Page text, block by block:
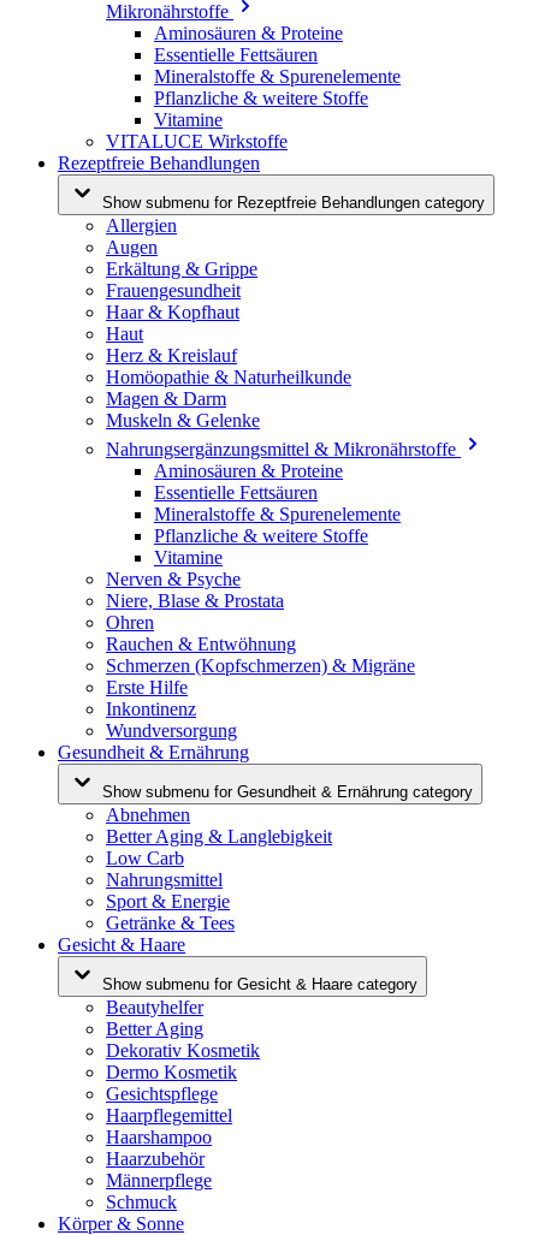
Mikronährstoffe
Aminosäuren & Proteine
Essentielle Fettsäuren
Mineralstoffe & Spurenelemente
Pflanzliche & weitere Stoffe
Vitamine
VITALUCE Wirkstoffe
Rezeptfreie Behandlungen
Show submenu for Rezeptfreie Behandlungen category
Allergien
Augen
Erkältung & Grippe
Frauengesundheit
Haar & Kopfhaut
Haut
Herz & Kreislauf
Homöopathie & Naturheilkunde
Magen & Darm
Muskeln & Gelenke
Nahrungsergänzungsmittel & Mikronährstoffe
Aminosäuren & Proteine
Essentielle Fettsäuren
Mineralstoffe & Spurenelemente
Pflanzliche & weitere Stoffe
Vitamine
Nerven & Psyche
Niere, Blase & Prostata
Ohren
Rauchen & Entwöhnung
Schmerzen (Kopfschmerzen) & Migräne
Erste Hilfe
Inkontinenz
Wundversorgung
Gesundheit & Ernährung
Show submenu for Gesundheit & Ernährung category
Abnehmen
Better Aging & Langlebigkeit
Low Carb
Nahrungsmittel
Sport & Energie
Getränke & Tees
Gesicht & Haare
Show submenu for Gesicht & Haare category
Beautyhelfer
Better Aging
Dekorativ Kosmetik
Dermo Kosmetik
Gesichtspflege
Haarpflegemittel
Haarshampoo
Haarzubehör
Männerpflege
Schmuck
Körper & Sonne